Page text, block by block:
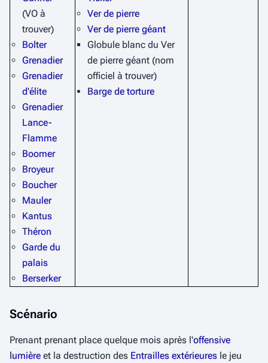
(VO à
trouver)
Bolter
Grenadier
Grenadier
d'élite
Grenadier
Lance-
Flamme
Boomer
Broyeur
Boucher
Mauler
Kantus
Théron
Garde du
palais
Berserker
Ver de pierre
Ver de pierre géant
Globule blanc du Ver
de pierre géant (nom
officiel à trouver)
Barge de torture
Scénario
Prenant prenant place quelque mois après l'offensive
lumière et la destruction des Entrailles extérieures le jeu